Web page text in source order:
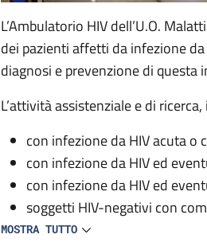
L’Ambulatorio HIV dell’U.O.
dei pazienti affetti da infezione
diagnosi e prevenzione di questa
L’attività assistenziale e di
con infezione da HIV acuta o
con infezione da HIV ed
con infezione da HIV ed
soggetti HIV-negativi con
del test HIV).
MOSTRA TUTTO